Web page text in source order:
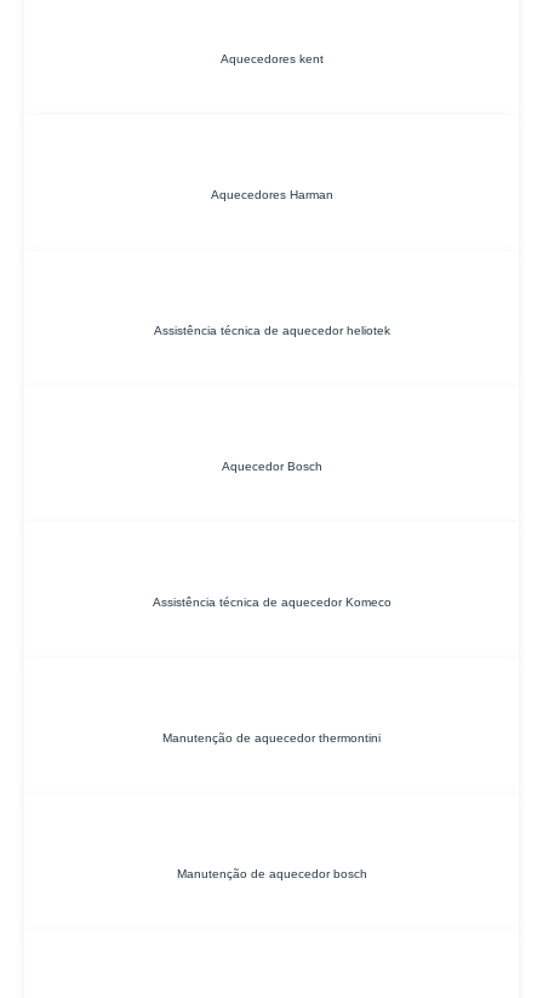
Aquecedores kent
Aquecedores Harman
Assistência técnica de aquecedor heliotek
Aquecedor Bosch
Assistência técnica de aquecedor Komeco
Manutenção de aquecedor thermontini
Manutenção de aquecedor bosch